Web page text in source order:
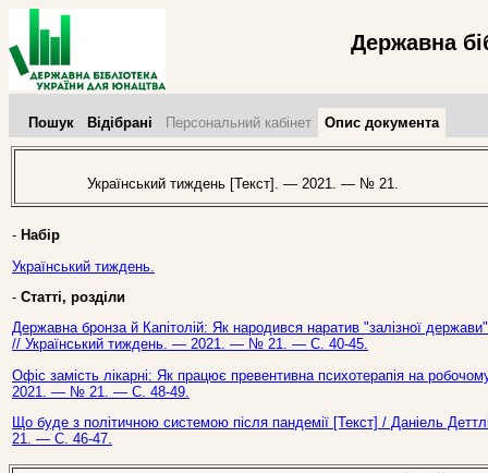
Державна
Пошук Відібрані Персональний кабінет Опис документа
Український тиждень [Текст]. — 2021. — № 21.
- Набір
Український тиждень.
- Статті, розділи
Державна бронза й Капітолій: Як народився наратив "залізної
// Український тиждень. — 2021. — № 21. — С. 40-45.
Офіс замість лікарні: Як працює превентивна психотерапія на
2021. — № 21. — С. 48-49.
Що буде з політичною системою після пандемії [Текст] / Даніель
21. — С. 46-47.